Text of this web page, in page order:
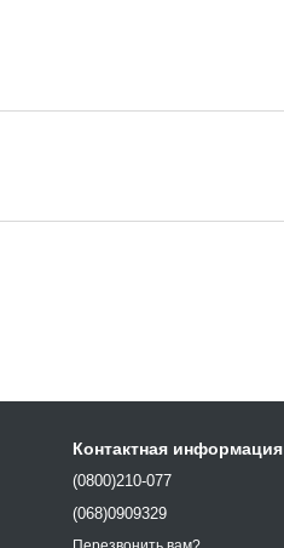
Контактная информация
(0800)210-077
(068)0909329